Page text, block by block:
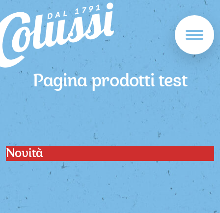
Pagina prodotti test
Novità